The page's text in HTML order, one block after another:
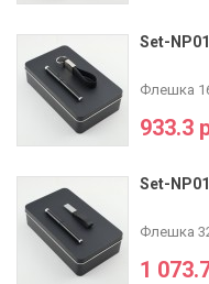
Set-
Флешка
933.3
Set-
Флешка
1